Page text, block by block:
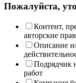
Пожалуйста,
Контент,
авторские
Описание
Подрядчик
работ